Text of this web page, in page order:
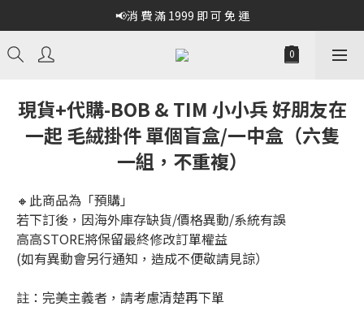
📢消 費 滿 1999 即 可 免 運
現貨+代購-BOB & TIM 小小兵 好朋友在
一起 毛絨掛件 單個盲盒/一中盒（六隻
一組，不重複）
🔸此商品為「預購」
若下訂後，因海外庫存缺貨/價格異動/系統有誤
高高STORE將保留最終修改訂單權益
(如有異動會另行通知，造成不便敬請見諒）
註：完美主義者，請考慮清楚再下單